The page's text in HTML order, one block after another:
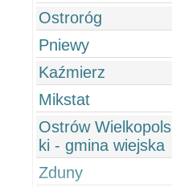
Ostroróg
Pniewy
Kaźmierz
Mikstat
Ostrów Wielkopols
ki - gmina wiejska
Zduny